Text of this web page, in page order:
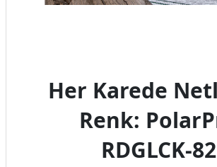
Her Karede
Renk:
RDGLCK-82